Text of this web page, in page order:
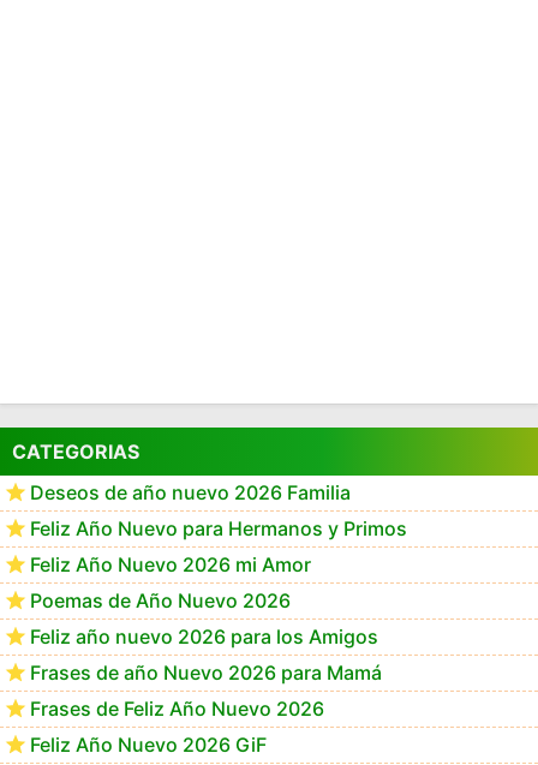
CATEGORIAS
Deseos de año nuevo 2026 Familia
Feliz Año Nuevo para Hermanos y Primos
Feliz Año Nuevo 2026 mi Amor
Poemas de Año Nuevo 2026
Feliz año nuevo 2026 para los Amigos
Frases de año Nuevo 2026 para Mamá
Frases de Feliz Año Nuevo 2026
Feliz Año Nuevo 2026 GiF